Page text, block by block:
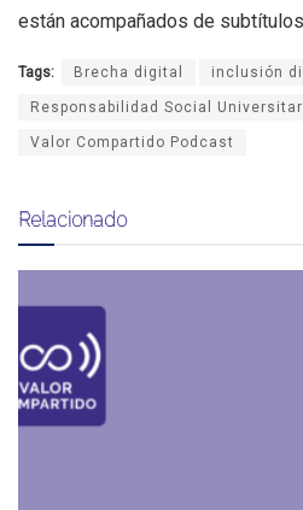
están acompañados de
Tags: Brecha digital inclusión
Responsabilidad Social
Valor Compartido Podcast
Relacionado